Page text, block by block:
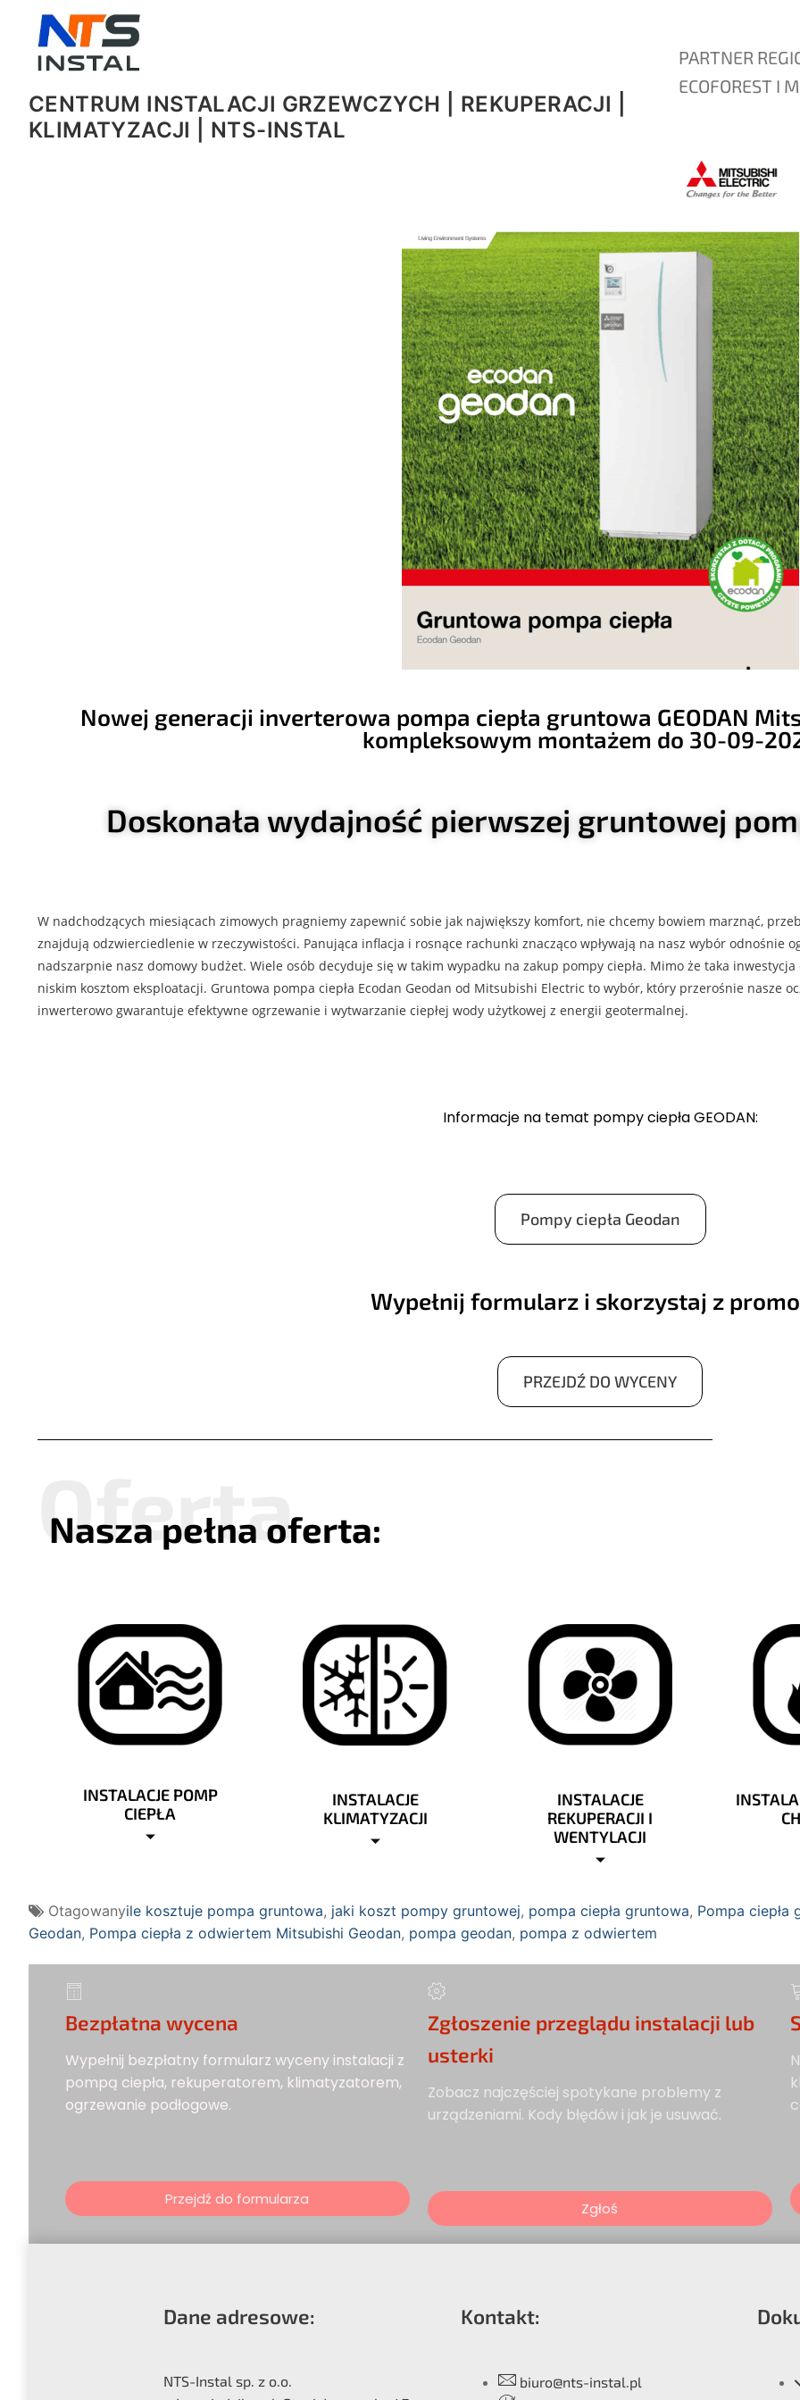
CENTRUM INSTALACJI GRZEWCZYCH | REKUPERACJI |
KLIMATYZACJI | NTS-INSTAL
PARTNER
ECOFOREST I
Nowej generacji inverterowa pompa ciepła gruntowa GEODAN
kompleksowym montażem do 30-09-
Doskonała wydajność pierwszej gruntowej
W nadchodzących miesiącach zimowych pragniemy zapewnić sobie jak największy komfort, nie chcemy bowiem marznąć,
znajdują odzwierciedlenie w rzeczywistości. Panująca inflacja i rosnące rachunki znacząco wpływają na nasz wybór odnośnie
nadszarpnie nasz domowy budżet. Wiele osób decyduje się w takim wypadku na zakup pompy ciepła. Mimo że taka
niskim kosztom eksploatacji. Gruntowa pompa ciepła Ecodan Geodan od Mitsubishi Electric to wybór, który przerośnie nasze
inwerterowo gwarantuje efektywne ogrzewanie i wytwarzanie ciepłej wody użytkowej z energii geotermalnej.
Informacje na temat pompy ciepła GEODAN:
Pompy ciepła Geodan
Wypełnij formularz i skorzystaj z
PRZEJDŹ DO WYCENY
Nasza pełna oferta:
INSTALACJE POMP
CIEPŁA
INSTALACJE
KLIMATYZACJI
INSTALACJE
REKUPERACJI I
WENTYLACJI
Otagowanyile kosztuje pompa gruntowa, jaki koszt pompy gruntowej, pompa ciepła gruntowa, Pompa ciepła
Geodan, Pompa ciepła z odwiertem Mitsubishi Geodan, pompa geodan, pompa z odwiertem
Bezpłatna wycena
Wypełnij bezpłatny formularz wyceny instalacji z
pompą ciepła, rekuperatorem, klimatyzatorem,
ogrzewanie podłogowe.
Przejdź do formularza
Zgłoszenie przeglądu instalacji lub
usterki
Zobacz najczęściej spotykane problemy z
urządzeniami. Kody błędów i jak je usuwać.
Zgłoś
Dane adresowe:
NTS-Instal sp. z o.o.
Kontakt:
biuro@nts-instal.pl